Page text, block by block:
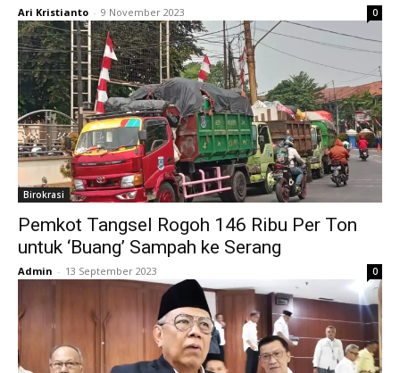
Ari Kristianto - 9 November 2023 0
Birokrasi
Pemkot Tangsel Rogoh 146 Ribu Per Ton
untuk ‘Buang’ Sampah ke Serang
Admin - 13 September 2023 0